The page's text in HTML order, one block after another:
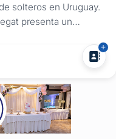
solteros en Uruguay.
presenta un
show de despedidas
más contratados en